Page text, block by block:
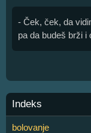
- Ček, ček, da
pa da budeš brži i
Indeks
bolovanje